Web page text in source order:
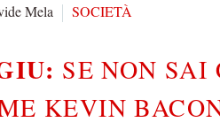
Mela SOCIETÀ
SE NON SAI
KEVIN